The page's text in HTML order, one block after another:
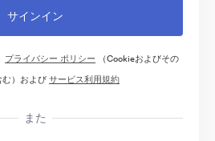
プライバシー ポリシー （Cookieおよびその
）およびサービス利用規約
また